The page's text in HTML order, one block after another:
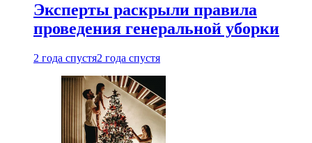
Эксперты раскрыли правила
проведения генеральной уборки
2 года спустя2 года спустя